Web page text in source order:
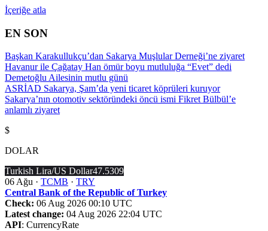
İçeriğe atla
EN SON
Başkan Karakullukçu’dan Sakarya Muşlular Derneği’ne ziyaret
Havanur ile Çağatay Han ömür boyu mutluluğa “Evet” dedi
Demetoğlu Ailesinin mutlu günü
ASRİAD Sakarya, Şam’da yeni ticaret köprüleri kuruyor
Sakarya’nın otomotiv sektöründeki öncü ismi Fikret Bülbül’e
anlamlı ziyaret
$
DOLAR
Turkish Lira/US Dollar47.5309
06 Ağu · TCMB · TRY
Central Bank of the Republic of Turkey
Check: 06 Aug 2026 00:10 UTC
Latest change: 04 Aug 2026 22:04 UTC
API: CurrencyRate